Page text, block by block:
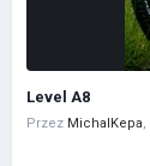
Level A8
Przez MichalKepa,